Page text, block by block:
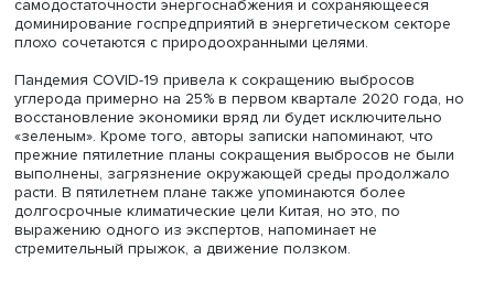
«По прогнозам Института по проблемам изменения
устойчивого развития Университета Цинхуа, Китай
достичь пика выбросов углекислого газа (около 10,5
тонн) накануне 2030 года, после чего начнется их
сокращение».
Пятилетний план предполагает снижение выбросов на
единицу ВВП, но отсутствие конкретных показателей
ВВП затрудняет прогноз динамики выбросов. Можно
предположить, что при продолжении экономического
до 2025 года объем выбросов углерода увеличится.